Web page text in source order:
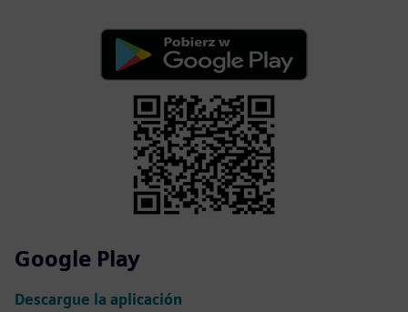
Google Play
Descargue la aplicación